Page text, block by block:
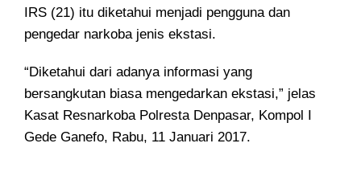
IRS (21) itu diketahui menjadi pengguna dan
pengedar narkoba jenis ekstasi.
“Diketahui dari adanya informasi yang
bersangkutan biasa mengedarkan ekstasi,” jelas
Kasat Resnarkoba Polresta Denpasar, Kompol I
Gede Ganefo, Rabu, 11 Januari 2017.